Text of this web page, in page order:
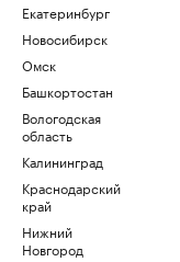
Екатеринбург
Новосибирск
Омск
Башкортостан
Вологодская
область
Калининград
Краснодарский
край
Нижний
Новгород